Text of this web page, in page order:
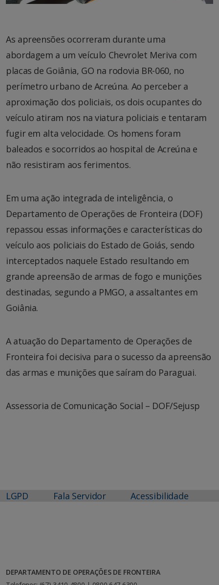
As apreensões ocorreram durante uma
abordagem a um veículo Chevrolet Meriva com
placas de Goiânia, GO na rodovia BR-060, no
perímetro urbano de Acreúna. Ao perceber a
aproximação dos policiais, os dois ocupantes do
veículo atiram nos na viatura policiais e tentaram
fugir em alta velocidade. Os homens foram
baleados e socorridos ao hospital de Acreúna e
não resistiram aos ferimentos.
Em uma ação integrada de inteligência, o
Departamento de Operações de Fronteira (DOF)
repassou essas informações e características do
veículo aos policiais do Estado de Goiás, sendo
interceptados naquele Estado resultando em
grande apreensão de armas de fogo e munições
destinadas, segundo a PMGO, a assaltantes em
Goiânia.
A atuação do Departamento de Operações de
Fronteira foi decisiva para o sucesso da apreensão
das armas e munições que saíram do Paraguai.
Assessoria de Comunicação Social – DOF/Sejusp
LGPD Fala Servidor Acessibilidade
DEPARTAMENTO DE OPERAÇÕES DE FRONTEIRA